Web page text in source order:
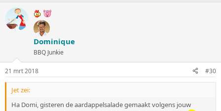
Dominique
BBQ Junkie
21 mrt 2018 #30
Jet zei:
Ha Domi, gisteren de aardappelsalade gemaakt volgens jouw